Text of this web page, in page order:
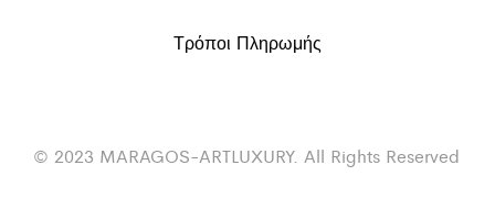
Τρόποι Πληρωμής
© 2023 MARAGOS-ARTLUXURY. All Rights Reserved